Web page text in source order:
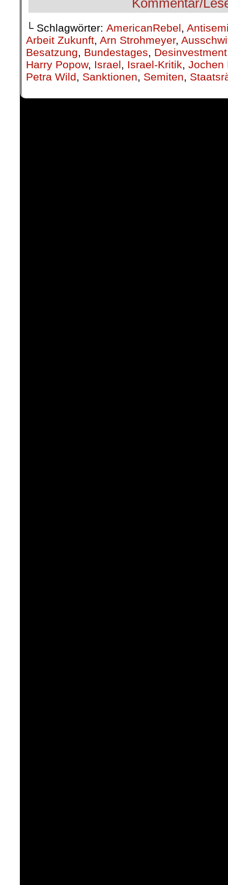
└ Schlagwörter: AmericanRebel,
Arbeit Zukunft, Arn Strohmeyer,
Besatzung, Bundestages, Desinvestment
Harry Popow, Israel, Israel-Kritik, Jochen
Petra Wild, Sanktionen, Semiten,